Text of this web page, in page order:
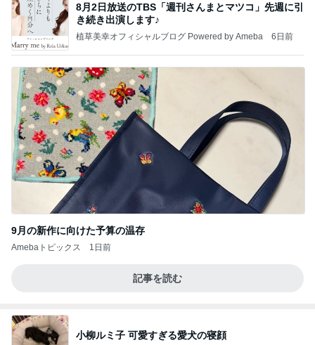
8月2日放送のTBS「週刊さんまとマツコ」先週に引
き続き出演します♪
植草美幸オフィシャルブログ Powered by Ameba 6日前
9月の新作に向けた予算の温存
Amebaトピックス 1日前
記事を読む
小柳ルミ子 可愛すぎる愛犬の寝顔